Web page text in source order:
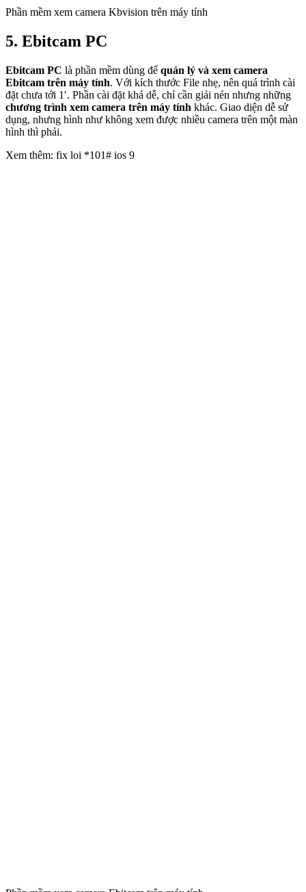
Phần mềm xem camera Kbvision trên máy tính
5. Ebitcam PC
Ebitcam PC là phần mềm dùng để quản lý và xem camera
Ebitcam trên máy tính. Với kích thước File nhẹ, nên quá trình cài
đặt chưa tới 1′. Phần cài đặt khá dễ, chỉ cần giải nén nhưng những
chương trình xem camera trên máy tính khác. Giao diện dễ sử
dụng, nhưng hình như không xem được nhiều camera trên một màn
hình thì phải.
Xem thêm: fix loi *101# ios 9